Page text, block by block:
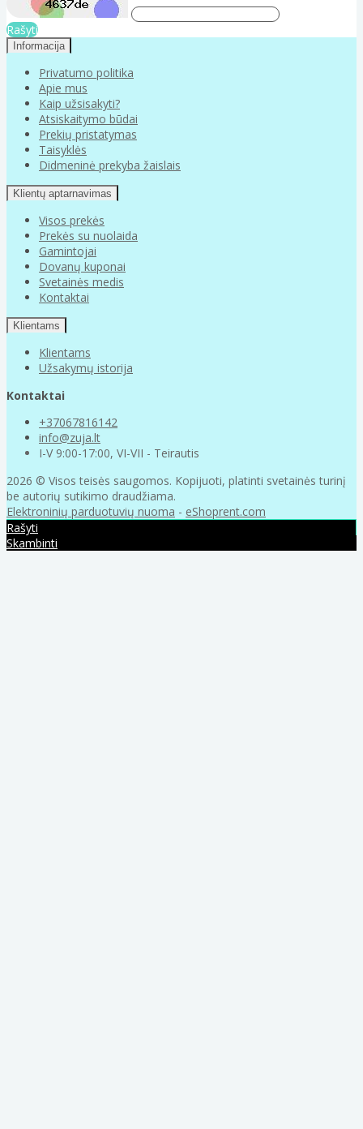
Rašyti
Informacija
Privatumo politika
Apie mus
Kaip užsisakyti?
Atsiskaitymo būdai
Prekių pristatymas
Taisyklės
Didmeninė prekyba žaislais
Klientų aptarnavimas
Visos prekės
Prekės su nuolaida
Gamintojai
Dovanų kuponai
Svetainės medis
Kontaktai
Klientams
Klientams
Užsakymų istorija
Kontaktai
+37067816142
info@zuja.lt
I-V 9:00-17:00, VI-VII - Teirautis
2026 © Visos teisės saugomos. Kopijuoti, platinti svetainės turinį
be autorių sutikimo draudžiama.
Elektroninių parduotuvių nuoma - eShoprent.com
Rašyti
Skambinti